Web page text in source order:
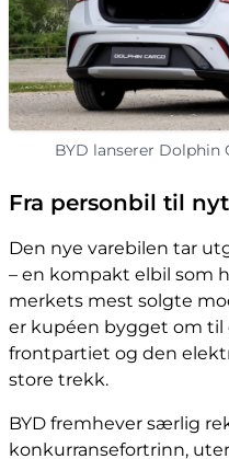
BYD lanserer Dolphin
Fra personbil til
Den nye varebilen tar
– en kompakt elbil som
merkets mest solgte
er kupéen bygget om til
frontpartiet og den
store trekk.
BYD fremhever særlig
konkurransefortrinn,